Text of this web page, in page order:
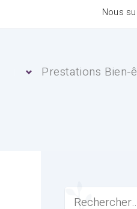
Nous
Prestations Bien-